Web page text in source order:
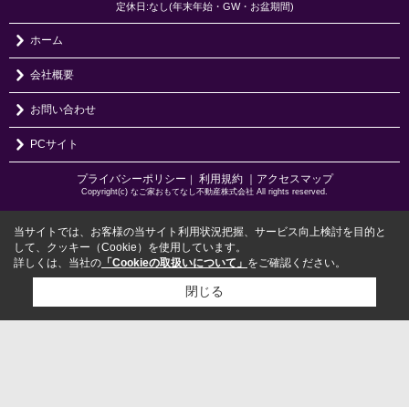
定休日:なし(年末年始・GW・お盆期間)
ホーム
会社概要
お問い合わせ
PCサイト
プライバシーポリシー 利用規約 ｜アクセスマップ
Copyright(c) なご家おもてなし不動産株式会社 All rights reserved.
当サイトでは、お客様の当サイト利用状況把握、サービス向上検討を目的と
して、クッキー（Cookie）を使用しています。
詳しくは、当社の 「Cookieの取扱いについて」 をご確認ください。
閉じる